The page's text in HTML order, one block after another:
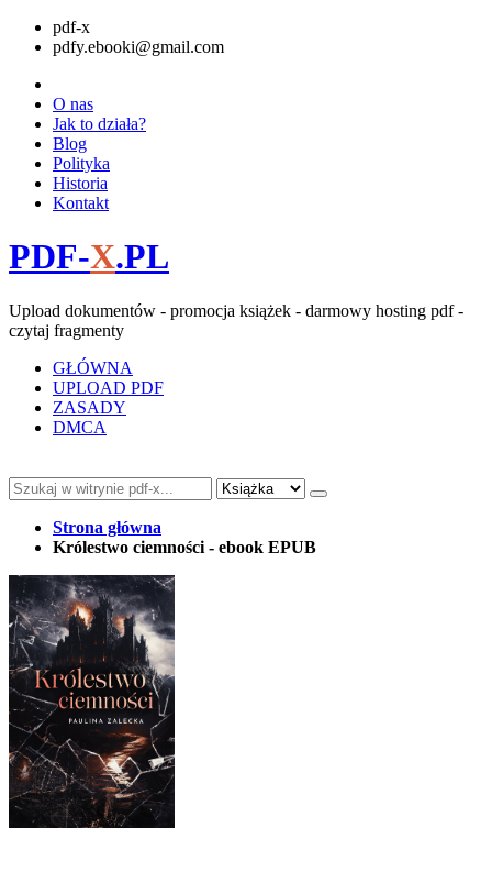
pdf-x
pdfy.ebooki@gmail.com
O nas
Jak to działa?
Blog
Polityka
Historia
Kontakt
PDF-X.PL
Upload dokumentów - promocja książek - darmowy hosting pdf -
czytaj fragmenty
GŁÓWNA
UPLOAD PDF
ZASADY
DMCA
Strona główna
Królestwo ciemności - ebook EPUB